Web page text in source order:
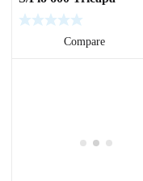
Compare